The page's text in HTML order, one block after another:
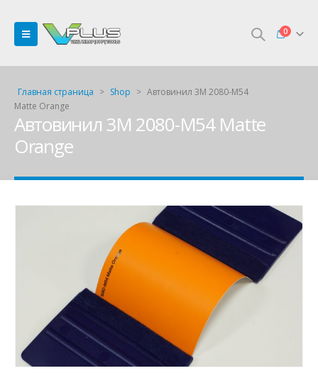
0
Главная страница > Shop > Автовинил 3M 2080-M54
Matte Orange
Автовинил 3M 2080-M54 Matte
Orange